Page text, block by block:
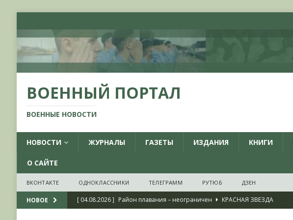
ВОЕННЫЙ ПОРТАЛ
ВОЕННЫЕ НОВОСТИ
НОВОСТИ ЖУРНАЛЫ ГАЗЕТЫ ИЗДАНИЯ КНИГИ
О САЙТЕ
ВКОНТАКТЕ ОДНОКЛАССНИКИ ТЕЛЕГРАММ РУТЮБ ДЗЕН
НОВОЕ [ 04.08.2026 ] Район плавания – неограничен
КРАСНАЯ ЗВЕЗДА